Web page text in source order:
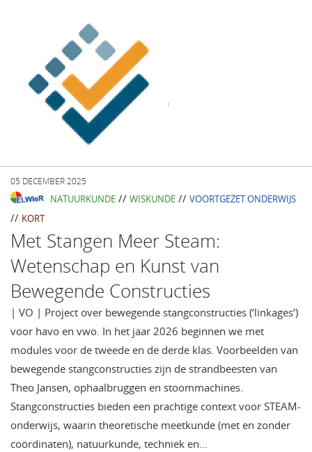
05 DECEMBER 2025
NATUURKUNDE //WISKUNDE //VOORTGEZET ONDERWIJS
// KORT
Met Stangen Meer Steam:
Wetenschap en Kunst van
Bewegende Constructies
| VO | Project over bewegende stangconstructies (‘linkages’)
voor havo en vwo. In het jaar 2026 beginnen we met
modules voor de tweede en de derde klas. Voorbeelden van
bewegende stangconstructies zijn de strandbeesten van
Theo Jansen, ophaalbruggen en stoommachines.
Stangconstructies bieden een prachtige context voor STEAM-
onderwijs, waarin theoretische meetkunde (met en zonder
coördinaten), natuurkunde, techniek en…